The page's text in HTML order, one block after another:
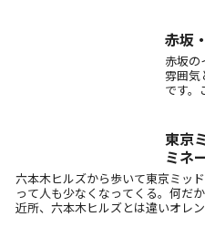
赤坂
赤坂の
雰囲気
です。
れて
え、
東京
ミネ
六本木ヒルズから歩いて東京ミッ
って人も少なくなってくる。何だ
近所、六本木ヒルズとは違いオレ